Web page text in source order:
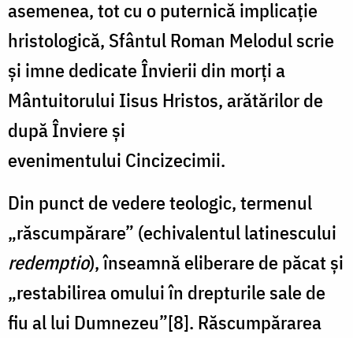
asemenea, tot cu o puternică implicație
hristologică, Sfântul Roman Melodul scrie
și imne dedicate Învierii din morți a
Mântuitorului Iisus Hristos, arătărilor de
după Înviere și
evenimentului Cincizecimii.
Din punct de vedere teologic, termenul
„răscumpărare” (echivalentul latinescului
redemptio), înseamnă eliberare de păcat și
„restabilirea omului în drepturile sale de
fiu al lui Dumnezeu”[8]. Răscumpărarea